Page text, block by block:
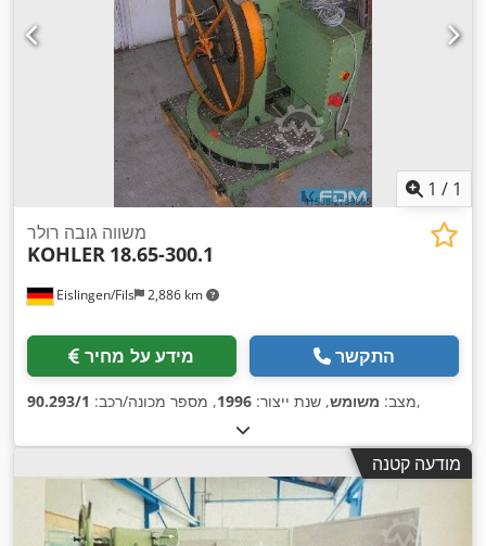
1 / 1
Eislingen/Fils 2,886 km
משווה גובה רולר
KOHLER 18.65-300.1
מידע על מחיר התקשר
מצב: משומש, שנת ייצור: 1996, מספר מכונה/רכב: 90.293/1 ,
מודעה קטנה